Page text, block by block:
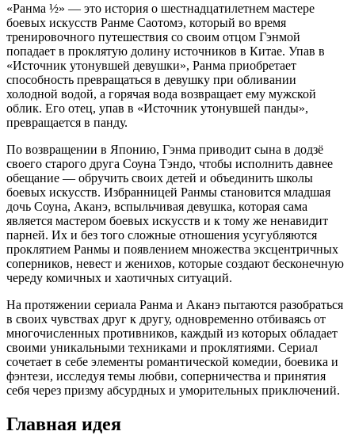
«Ранма ½» — это история о шестнадцатилетнем мастере
боевых искусств Ранме Саотомэ, который во время
тренировочного путешествия со своим отцом Гэнмой
попадает в проклятую долину источников в Китае. Упав в
«Источник утонувшей девушки», Ранма приобретает
способность превращаться в девушку при обливании
холодной водой, а горячая вода возвращает ему мужской
облик. Его отец, упав в «Источник утонувшей панды»,
превращается в панду.
По возвращении в Японию, Гэнма приводит сына в додзё
своего старого друга Соуна Тэндо, чтобы исполнить давнее
обещание — обручить своих детей и объединить школы
боевых искусств. Избранницей Ранмы становится младшая
дочь Соуна, Аканэ, вспыльчивая девушка, которая сама
является мастером боевых искусств и к тому же ненавидит
парней. Их и без того сложные отношения усугубляются
проклятием Ранмы и появлением множества эксцентричных
соперников, невест и женихов, которые создают бесконечную
череду комичных и хаотичных ситуаций.
На протяжении сериала Ранма и Аканэ пытаются разобраться
в своих чувствах друг к другу, одновременно отбиваясь от
многочисленных противников, каждый из которых обладает
своими уникальными техниками и проклятиями. Сериал
сочетает в себе элементы романтической комедии, боевика и
фэнтези, исследуя темы любви, соперничества и принятия
себя через призму абсурдных и уморительных приключений.
Главная идея